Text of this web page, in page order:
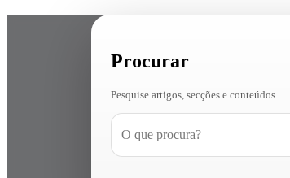
Procurar
Pesquise artigos, secções e conteúdos